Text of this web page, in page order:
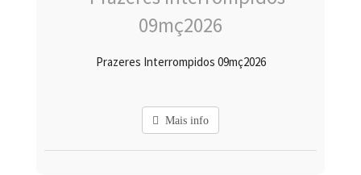
Prazeres Interrompidos 09mç2026
Mais info